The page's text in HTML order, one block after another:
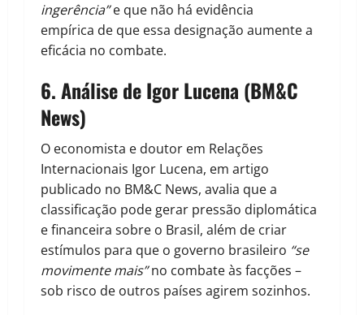
ingerência”e que não há evidência
empírica de que essa designação aumente a
eficácia no combate.
6.Análise de Igor Lucena (BM&C
News)
O economista e doutor em Relações
Internacionais Igor Lucena, em artigo
publicado no BM&C News, avalia que a
classificação pode gerar pressão diplomática
e financeira sobre o Brasil, além de criar
estímulos para que o governo brasileiro “se
movimente mais”no combate às facções –
sob risco de outros países agirem sozinhos.